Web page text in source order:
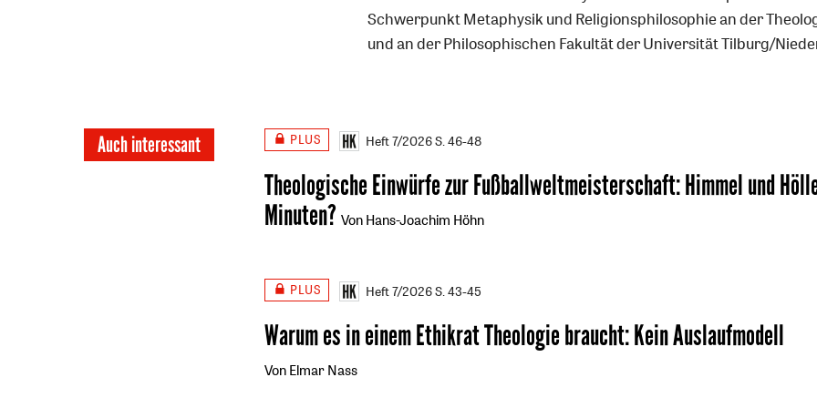
Schwerpunkt Metaphysik und Religionsphilosophie an der
und an der Philosophischen Fakultät der Universität Tilburg/
Auch interessant PLUS Heft 7/2026S. 46-48
Theologische Einwürfe zur Fußballweltmeisterschaft:Himmel und
Minuten? Von Hans-Joachim Höhn
PLUS Heft 7/2026S. 43-45
Warum es in einem Ethikrat Theologie braucht:Kein Auslaufmodell
Von Elmar Nass